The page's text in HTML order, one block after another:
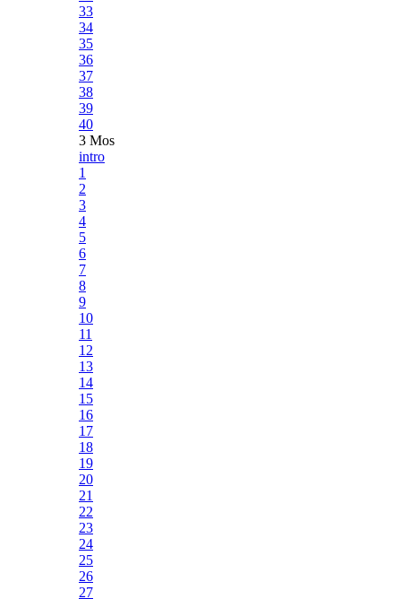
33
34
35
36
37
38
39
40
3 Mos
intro
1
2
3
4
5
6
7
8
9
10
11
12
13
14
15
16
17
18
19
20
21
22
23
24
25
26
27